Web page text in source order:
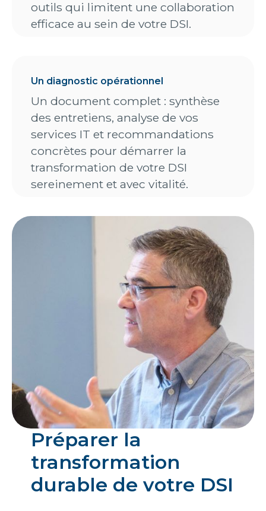
outils qui limitent une collaboration
efficace au sein de votre DSI.
Un diagnostic opérationnel
Un document complet : synthèse
des entretiens, analyse de vos
services IT et recommandations
concrètes pour démarrer la
transformation de votre DSI
sereinement et avec vitalité.
Préparer la
transformation
durable de votre DSI